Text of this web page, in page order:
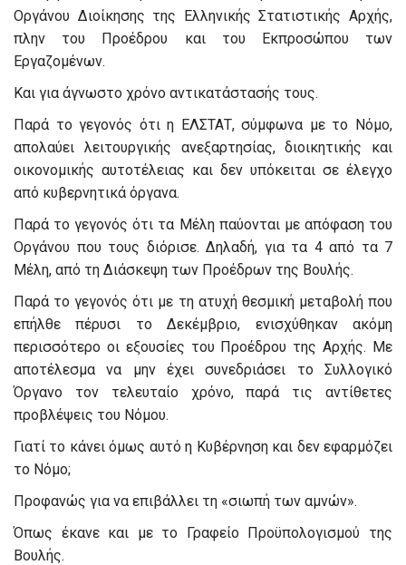
Οργάνου Διοίκησης της Ελληνικής Στατιστικής Αρχής,
πλην του Προέδρου και του Εκπροσώπου των
Εργαζομένων.
Και για άγνωστο χρόνο αντικατάστασής τους.
Παρά το γεγονός ότι η ΕΛΣΤΑΤ, σύμφωνα με το Νόμο,
απολαύει λειτουργικής ανεξαρτησίας, διοικητικής και
οικονομικής αυτοτέλειας και δεν υπόκειται σε έλεγχο
από κυβερνητικά όργανα.
Παρά το γεγονός ότι τα Μέλη παύονται με απόφαση του
Οργάνου που τους διόρισε. Δηλαδή, για τα 4 από τα 7
Μέλη, από τη Διάσκεψη των Προέδρων της Βουλής.
Παρά το γεγονός ότι με τη ατυχή θεσμική μεταβολή που
επήλθε πέρυσι το Δεκέμβριο, ενισχύθηκαν ακόμη
περισσότερο οι εξουσίες του Προέδρου της Αρχής. Με
αποτέλεσμα να μην έχει συνεδριάσει το Συλλογικό
Όργανο τον τελευταίο χρόνο, παρά τις αντίθετες
προβλέψεις του Νόμου.
Γιατί το κάνει όμως αυτό η Κυβέρνηση και δεν εφαρμόζει
το Νόμο;
Προφανώς για να επιβάλλει τη «σιωπή των αμνών».
Όπως έκανε και με το Γραφείο Προϋπολογισμού της
Βουλής.